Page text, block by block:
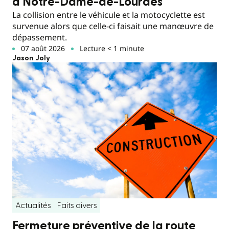
La collision entre le véhicule et la motocyclette est
survenue alors que celle-ci faisait une manœuvre de
dépassement.
07 août 2026 Lecture < 1 minute
Jason Joly
Actualités Faits divers
Fermeture préventive de la route